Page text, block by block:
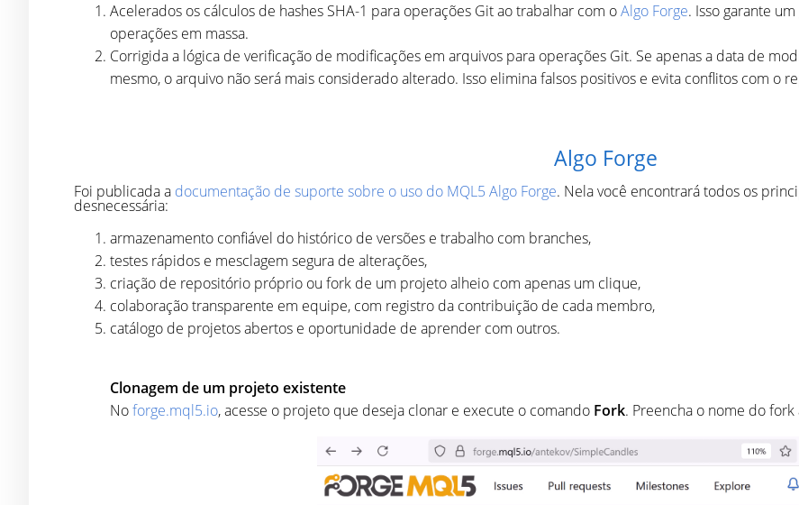
Acelerados os cálculos de hashes SHA-1 para operações Git ao trabalhar com oAlgo Forge. Isso garante
operações em massa.
Corrigida a lógica de verificação de modificações em arquivos para operações Git. Se apenas a data de
mesmo, o arquivo não será mais considerado alterado. Isso elimina falsos positivos e evita conflitos com o
Algo Forge
Foi publicada a documentação de suporte sobre o uso do MQL5 Algo Forge. Nela você encontrará todos os
desnecessária:
armazenamento confiável do histórico de versões e trabalho com branches,
testes rápidos e mesclagem segura de alterações,
criação de repositório próprio ou fork de um projeto alheio com apenas um clique,
colaboração transparente em equipe, com registro da contribuição de cada membro,
catálogo de projetos abertos e oportunidade de aprender com outros.
Clonagem de um projeto existente
Noforge.mql5.io, acesse o projeto que deseja clonar e execute o comando Fork. Preencha o nome do fork